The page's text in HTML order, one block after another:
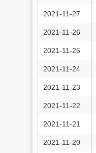
2021-11-27
2021-11-26
2021-11-25
2021-11-24
2021-11-23
2021-11-22
2021-11-21
2021-11-20